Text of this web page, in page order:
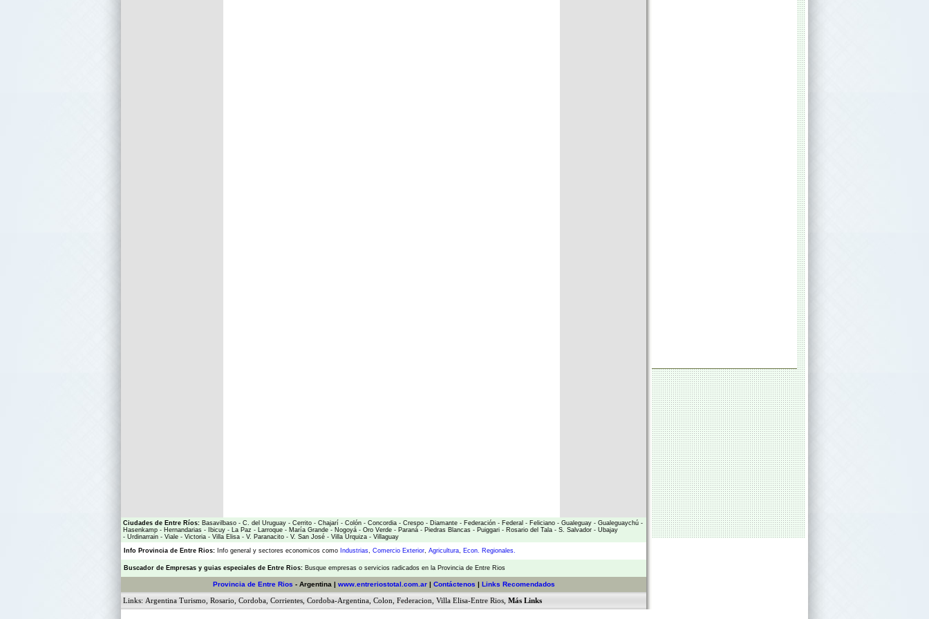
Ciudades de Entre Ríos: Basavilbaso - C. del Uruguay - Cerrito - Chajarí - Colón - Concordia - Crespo - Diamante - Federación - Federal - Feliciano - Gualeguay - Gualeguaychú -
Hasenkamp - Hernandarias - Ibicuy - La Paz - Larroque - María Grande - Nogoyá - Oro Verde - Paraná - Piedras Blancas - Puiggari - Rosario del Tala - S. Salvador - Ubajay
- Urdinarrain - Viale - Victoria - Villa Elisa - V. Paranacito - V. San José - Villa Urquiza - Villaguay
Info Provincia de Entre Rios: Info general y sectores economicos como Industrias, Comercio Exterior, Agricultura, Econ. Regionales.
Buscador de Empresas y guias especiales de Entre Rios: Busque empresas o servicios radicados en la Provincia de Entre Rios
Provincia de Entre Rios - Argentina | www.entreriostotal.com.ar| Contáctenos | Links Recomendados
Links: Argentina Turismo Rosario Cordoba Corrientes Cordoba-Argentina Colon Federacion Villa Elisa-Entre Rios Más Links